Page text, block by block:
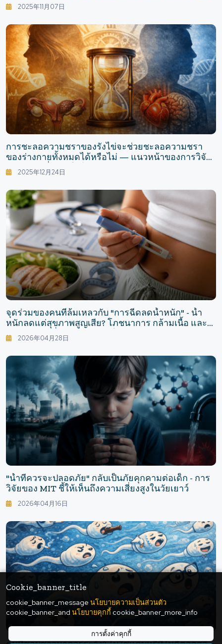
Cookie_banner_title
cookie_banner_message นโยบายความเป็นส่วนตัว
cookie_banner_and นโยบายคุกกี้ cookie_banner_more_info
การตั้งค่าคุกกี้
2025年11月07日
การชะลอความชราของรังไข่จะช่วยชะลอความชรา
ของร่างกายทั้งหมดได้หรือไม่ — แนวหน้าของการวิจัย
และความตื่นเต้นในโซเชียลมีเดีย
2025年12月24日
จุดร่วมของคนที่ล้มเหลวกับ "การฉีดลดน้ำหนัก" - น้ำ
หนักลดแต่สุขภาพสูญเสีย? โภชนาการ กล้ามเนื้อ และ
ผลข้างเคียงที่มักถูกมองข้ามในยากลุ่ม GLP-1
2026年04月28日
"น้ำที่ควรจะปลอดภัย" กลับเป็นภัยคุกคามต่อเด็ก - การ
วิจัยของ MIT ชี้ให้เห็นถึงความเสี่ยงสูงในวัยเยาว์
2026年04月16日